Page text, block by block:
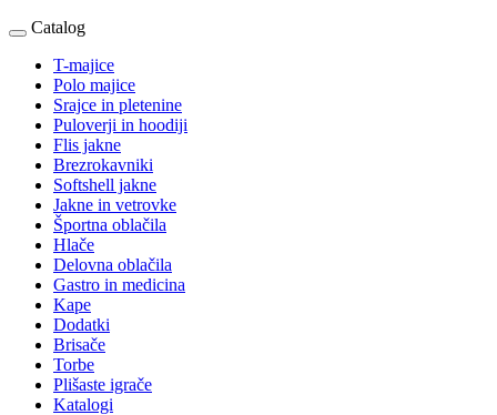
Catalog
T-majice
Polo majice
Srajce in pletenine
Puloverji in hoodiji
Flis jakne
Brezrokavniki
Softshell jakne
Jakne in vetrovke
Športna oblačila
Hlače
Delovna oblačila
Gastro in medicina
Kape
Dodatki
Brisače
Torbe
Plišaste igrače
Katalogi